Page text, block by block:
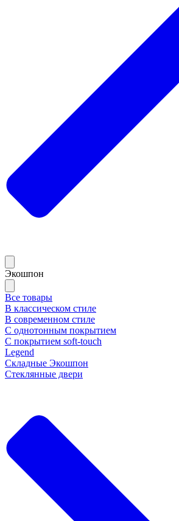
Экошпон
Все товары
В классическом стиле
В современном стиле
С однотонным покрытием
С покрытием soft-touch
Legend
Складные Экошпон
Стеклянные двери